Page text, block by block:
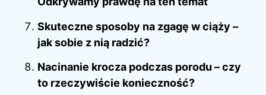
Skuteczne sposoby na zgagę w ciąży –
jak sobie z nią radzić?
Nacinanie krocza podczas porodu – czy
to rzeczywiście konieczność?